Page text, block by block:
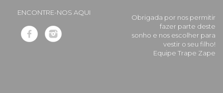
ENCONTRE-NOS AQUI
Obrigada por nos permitir
fazer parte deste
sonho e nos escolher para
vestir o seu filho!
Equipe Trape Zape